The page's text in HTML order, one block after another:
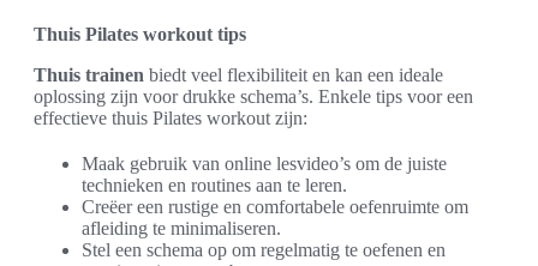
Thuis Pilates workout tips
Thuis trainen biedt veel flexibiliteit en kan een ideale
oplossing zijn voor drukke schema’s. Enkele tips voor een
effectieve thuis Pilates workout zijn:
Maak gebruik van online lesvideo’s om de juiste
technieken en routines aan te leren.
Creëer een rustige en comfortabele oefenruimte om
afleiding te minimaliseren.
Stel een schema op om regelmatig te oefenen en